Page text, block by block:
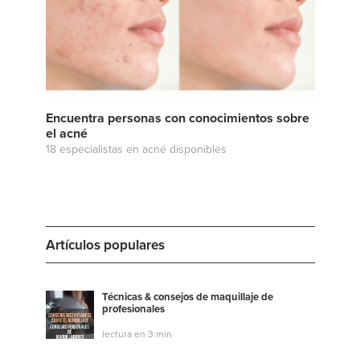
Encuentra personas con conocimientos sobre
el acné
18 especialistas en acné disponibles
Artículos populares
Técnicas & consejos de maquillaje de
profesionales
lectura en 3 min